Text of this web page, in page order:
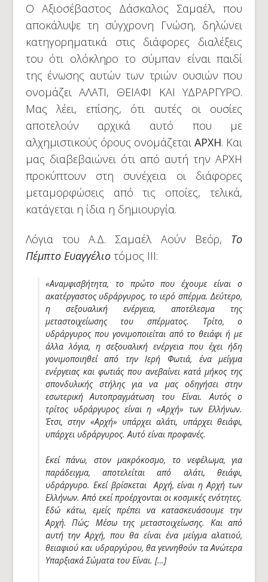
Ο Αξιοσέβαστος Δάσκαλος Σαμαέλ, που
αποκάλυψε τη σύγχρονη Γνώση, δηλώνει
κατηγορηματικά στις διάφορες διαλέξεις
του ότι ολόκληρο το σύμπαν είναι παιδί
της ένωσης αυτών των τριών ουσιών που
ονομάζει ΑΛΑΤΙ, ΘΕΙΑΦΙ ΚΑΙ ΥΔΡΑΡΓΥΡΟ.
Μας λέει, επίσης, ότι αυτές οι ουσίες
αποτελούν αρχικά αυτό που με
αλχημιστικούς όρους ονομάζεταιΑΡΧΗ. Και
μας διαβεβαιώνει ότι από αυτή την ΑΡΧΗ
προκύπτουν στη συνέχεια οι διάφορες
μεταμορφώσεις από τις οποίες, τελικά,
κατάγεται η ίδια η δημιουργία.
Λόγια του Α.Δ. Σαμαέλ Αούν Βεόρ, Το
Πέμπτο Ευαγγέλιοτόμος III:
«Αναμφισβήτητα, το πρώτο που έχουμε είναι ο
ακατέργαστος υδράργυρος, το ιερό σπέρμα. Δεύτερο,
η σεξουαλική ενέργεια, αποτέλεσμα της
μεταστοιχείωσης του σπέρματος. Τρίτο, ο
υδράργυρος που γονιμοποιείται από το θειάφι ή με
άλλα λόγια, η σεξουαλική ενέργεια που έχει ήδη
γονιμοποιηθεί από την Ιερή Φωτιά, ένα μείγμα
ενέργειας και φωτιάς που ανεβαίνει κατά μήκος της
σπονδυλικής στήλης για να μας οδηγήσει στην
εσωτερική Αυτοπραγμάτωση του Είναι. Αυτός ο
τρίτος υδράργυρος είναι η «Αρχή» των Ελλήνων.
Έτσι, στην «Αρχή» υπάρχει αλάτι, υπάρχει θειάφι,
υπάρχει υδράργυρος. Αυτό είναι προφανές.
Εκεί πάνω, στον μακρόκοσμο, το νεφέλωμα, για
παράδειγμα, αποτελείται από αλάτι, θειάφι,
υδράργυρο. Εκεί βρίσκεταιΑρχή, είναι ηΑρχήτων
Ελλήνων. Από εκεί προέρχονται οι κοσμικές ενότητες.
Εδώ κάτω, εμείς πρέπει να κατασκευάσουμε την
Αρχή. Πώς; Μέσω της μεταστοιχείωσης. Και από
αυτή τηνΑρχή, που θα είναι ένα μείγμα αλατιού,
θειαφιού και υδραργύρου, θα γεννηθούν τα Ανώτερα
Υπαρξιακά Σώματα του Είναι. […]